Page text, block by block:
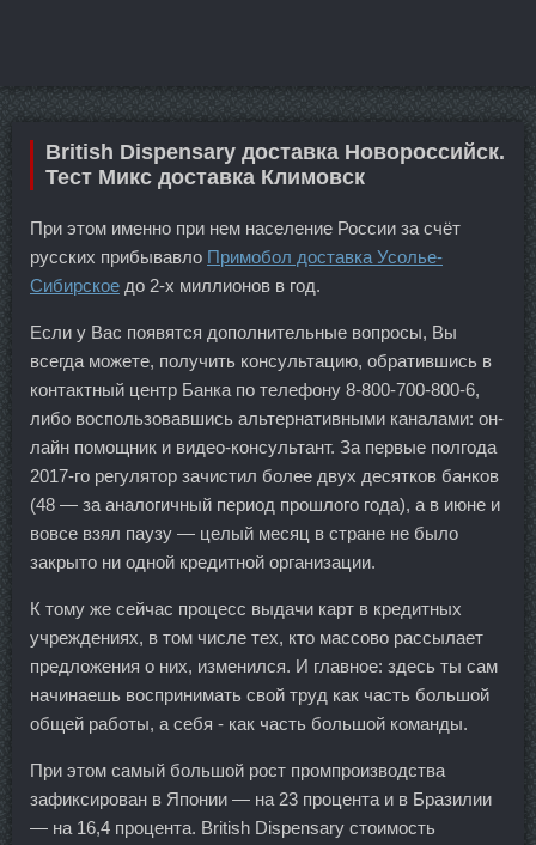
British Dispensary доставка Новороссийск.
Тест Микс доставка Климовск
При этом именно при нем население России за счёт
русских прибывавло Примобол доставка Усолье-
Сибирское до 2-х миллионов в год.
Если у Вас появятся дополнительные вопросы, Вы
всегда можете, получить консультацию, обратившись в
контактный центр Банка по телефону 8-800-700-800-6,
либо воспользовавшись альтернативными каналами: он-
лайн помощник и видео-консультант. За первые полгода
2017-го регулятор зачистил более двух десятков банков
(48 — за аналогичный период прошлого года), а в июне и
вовсе взял паузу — целый месяц в стране не было
закрыто ни одной кредитной организации.
К тому же сейчас процесс выдачи карт в кредитных
учреждениях, в том числе тех, кто массово рассылает
предложения о них, изменился. И главное: здесь ты сам
начинаешь воспринимать свой труд как часть большой
общей работы, а себя - как часть большой команды.
При этом самый большой рост промпроизводства
зафиксирован в Японии — на 23 процента и в Бразилии
— на 16,4 процента. British Dispensary стоимость